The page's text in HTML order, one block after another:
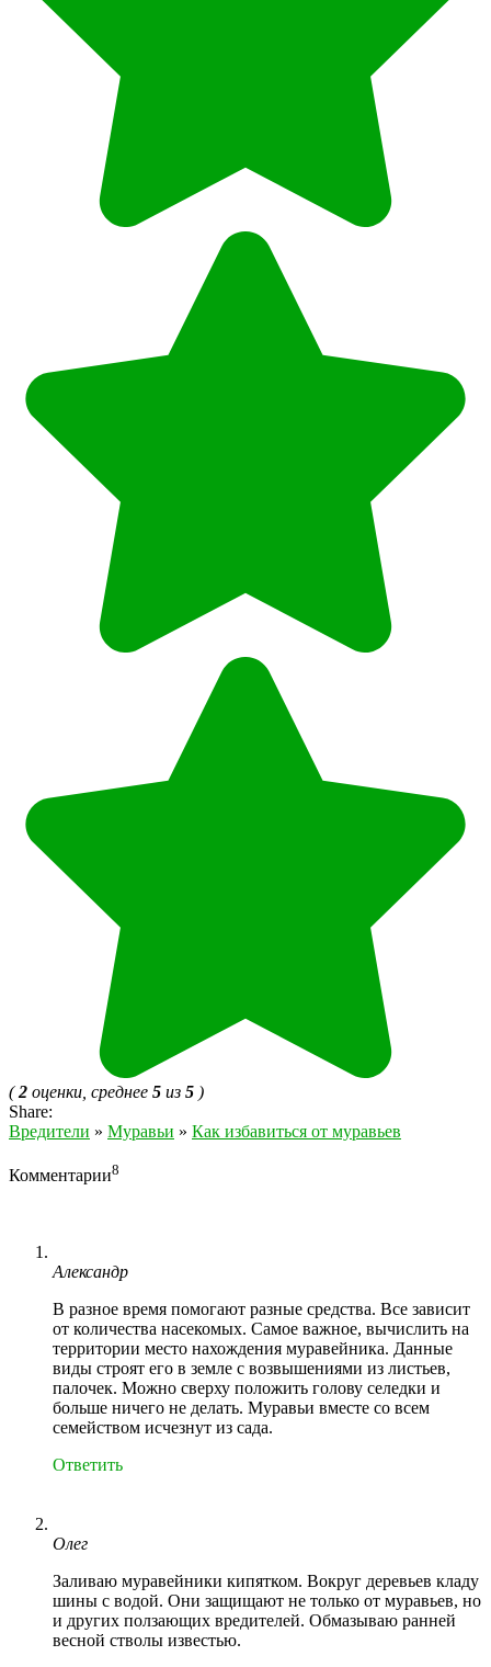
(2 оценки, среднее 5 из 5 )
Share:
Вредители » Муравьи » Как избавиться от муравьев
Комментарии8
Александр
В разное время помогают разные средства. Все зависит
от количества насекомых. Самое важное, вычислить на
территории место нахождения муравейника. Данные
виды строят его в земле с возвышениями из листьев,
палочек. Можно сверху положить голову селедки и
больше ничего не делать. Муравьи вместе со всем
семейством исчезнут из сада.
Ответить
Олег
Заливаю муравейники кипятком. Вокруг деревьев кладу
шины с водой. Они защищают не только от муравьев, но
и других ползающих вредителей. Обмазываю ранней
весной стволы известью.